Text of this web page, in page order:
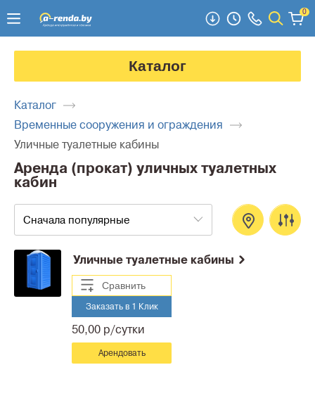
0
Каталог
Каталог
Временные сооружения и ограждения
Уличные туалетные кабины
Аренда (прокат) уличных туалетных
кабин
Сначала популярные
Уличные туалетные кабины
Арендовать
50,00 р/сутки
Заказать в 1 Клик
Сравнить